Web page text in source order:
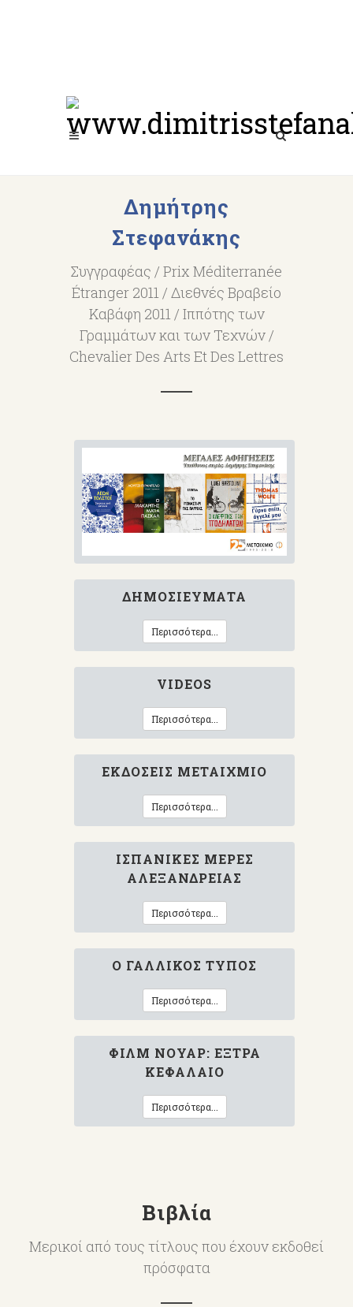
Δημήτρης
Στεφανάκης
Συγγραφέας / Prix Méditerranée
Étranger 2011 / Διεθνές Βραβείο
Καβάφη 2011 / Ιππότης των
Γραμμάτων και των Τεχνών /
Chevalier Des Arts Et Des Lettres
ΔΗΜΟΣΙΕΎΜΑΤΑ
Περισσότερα...
VIDEOS
Περισσότερα...
ΕΚΔΌΣΕΙΣ ΜΕΤΑΊΧΜΙΟ
Περισσότερα...
ΙΣΠΑΝΙΚΈΣ ΜΈΡΕΣ
ΑΛΕΞΆΝΔΡΕΙΑΣ
Περισσότερα...
Ο ΓΑΛΛΙΚΌΣ ΤΎΠΟΣ
Περισσότερα...
ΦΙΛΜ ΝΟΥΆΡ: ΈΞΤΡΑ
ΚΕΦΆΛΑΙΟ
Περισσότερα...
Βιβλία
Μερικοί από τους τίτλους που έχουν εκδοθεί
πρόσφατα